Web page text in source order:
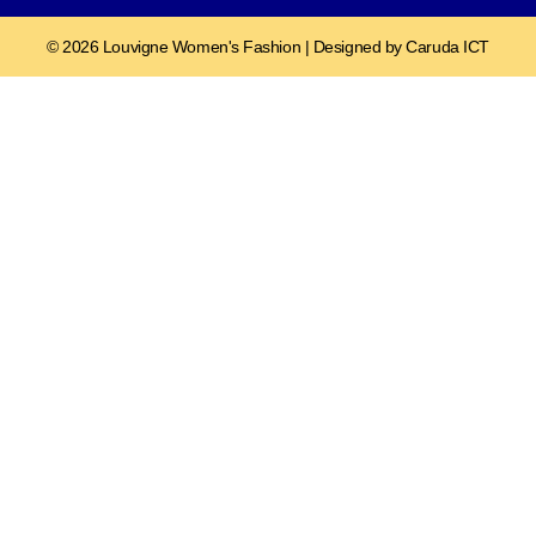
© 2026 Louvigne Women's Fashion | Designed by Caruda ICT